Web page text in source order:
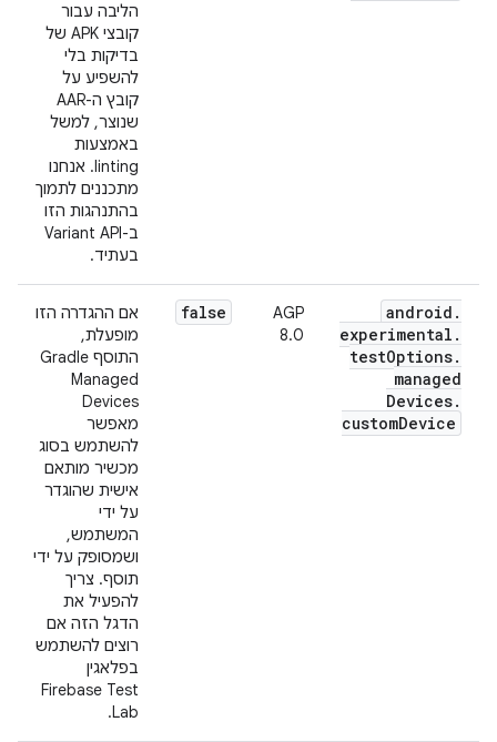
הליבה עבור
קובצי APK של
בדיקות בלי
להשפיע על
קובץ ה-AAR
שנוצר, למשל
באמצעות
linting. אנחנו
מתכננים לתמוך
בהתנהגות הזו
ב-Variant API
בעתיד.
android .
experimental .
testOptions.
managed
Devices.
customDevice
AGP
8.0
false
אם ההגדרה הזו
מופעלת,
התוסף Gradle
Managed
Devices
מאפשר
להשתמש בסוג
מכשיר מותאם
אישית שהוגדר
על ידי
המשתמש,
ושמסופק על ידי
תוסף. צריך
להפעיל את
הדגל הזה אם
רוצים להשתמש
בפלאגין
Firebase Test
Lab.